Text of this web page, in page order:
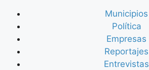
Municipios
Política
Empresas
Reportajes
Entrevistas